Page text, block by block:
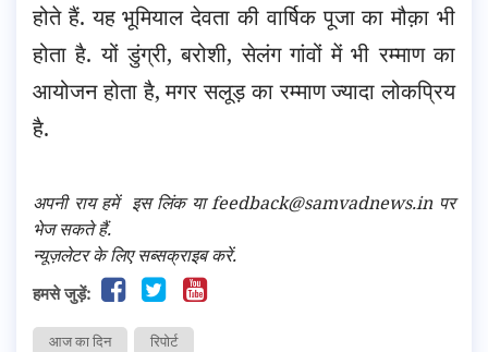
होते हैं. यह भूमियाल देवता की वार्षिक पूजा का मौक़ा भी
होता है. यों डुंग्री, बरोशी, सेलंग गांवों में भी रम्माण का
आयोजन होता है, मगर सलूड़ का रम्माण ज्यादा लोकप्रिय
है.
अपनी राय हमें इस लिंक या feedback@samvadnews.in पर
भेज सकते हैं.
न्यूज़लेटर के लिए सब्सक्राइब करें.
हमसे जुड़ें:
आज का दिन रिपोर्ट